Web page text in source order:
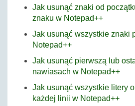
Jak usunąć znaki od
znaku w Notepad++
Jak usunąć wszystkie znaki
Notepad++
Jak usunąć pierwszą lub
nawiasach w Notepad++
Jak usunąć wszystkie litery
każdej linii w Notepad++